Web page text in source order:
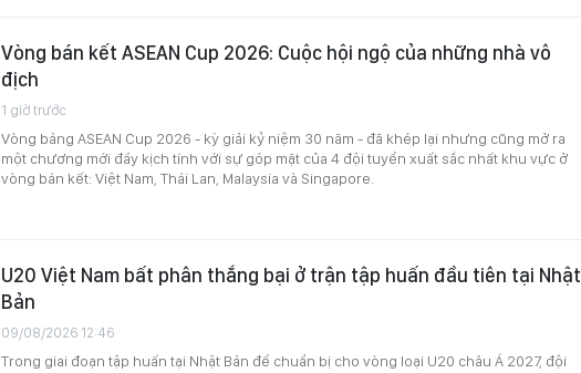
Vòng bán kết ASEAN Cup 2026: Cuộc hội ngộ của những nhà vô
địch
1 giờ trước
Vòng bảng ASEAN Cup 2026 - kỳ giải kỷ niệm 30 năm - đã khép lại nhưng cũng mở ra
một chương mới đầy kịch tính với sự góp mặt của 4 đội tuyển xuất sắc nhất khu vực ở
vòng bán kết: Việt Nam, Thái Lan, Malaysia và Singapore.
U20 Việt Nam bất phân thắng bại ở trận tập huấn đầu tiên tại Nhật
Bản
09/08/2026 12:46
Trong giai đoạn tập huấn tại Nhật Bản để chuẩn bị cho vòng loại U20 châu Á 2027, đội